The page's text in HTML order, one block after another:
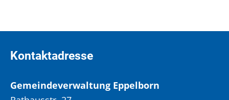
Kontaktadresse
Gemeindeverwaltung Eppelborn